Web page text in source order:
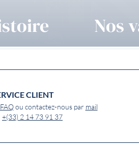
Nos
CLIENT
FAQou contactez-nous par mail
+(33) 2 14 73 91 37